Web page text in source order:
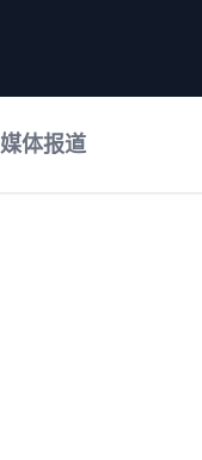
媒体报道